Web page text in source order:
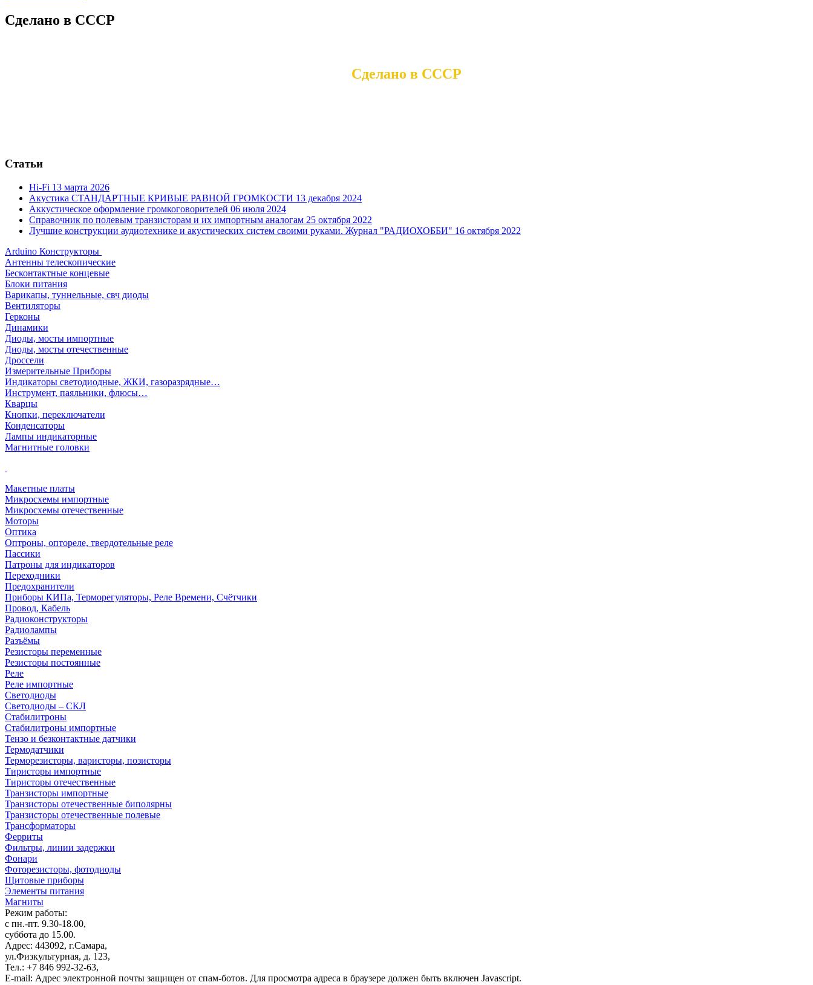
Сделано в СССР
Сделано в СССР
Статьи
Hi-Fi 13 марта 2026
Акустика СТАНДАРТНЫЕ КРИВЫЕ РАВНОЙ ГРОМКОСТИ 13 декабря 2024
Аккустическое оформление громкоговорителей 06 июля 2024
Справочник по полевым транзисторам и их импортным аналогам 25 октября 2022
Лучшие конструкции аудиотехнике и акустических систем своими руками. Журнал "РАДИОХОББИ" 16 октября 2022
Arduino Конструкторы
Антенны телескопические
Бесконтактные концевые
Блоки питания
Варикапы, туннельные, свч диоды
Вентиляторы
Герконы
Динамики
Диоды, мосты импортные
Диоды, мосты отечественные
Дроссели
Измерительные Приборы
Индикаторы светодиодные, ЖКИ, газоразрядные…
Инструмент, паяльники, флюсы…
Кварцы
Кнопки, переключатели
Конденсаторы
Лампы индикаторные
Магнитные головки
Макетные платы
Микросхемы импортные
Микросхемы отечественные
Моторы
Оптика
Оптроны, оптореле, твердотельные реле
Пассики
Патроны для индикаторов
Переходники
Предохранители
Приборы КИПа, Терморегуляторы, Реле Времени, Счётчики
Провод, Кабель
Радиоконструкторы
Радиолампы
Разъёмы
Резисторы переменные
Резисторы постоянные
Реле
Реле импортные
Светодиоды
Светодиоды – СКЛ
Стабилитроны
Стабилитроны импортные
Тензо и безконтактные датчики
Термодатчики
Терморезисторы, варисторы, позисторы
Тиристоры импортные
Тиристоры отечественные
Транзисторы импортные
Транзисторы отечественные биполярны
Транзисторы отечественные полевые
Трансформаторы
Ферриты
Фильтры, линии задержки
Фонари
Фоторезисторы, фотодиоды
Щитовые приборы
Элементы питания
Магниты
Режим работы:
с пн.-пт. 9.30-18.00,
суббота до 15.00.
Адрес: 443092, г.Самара,
ул.Физкультурная, д. 123,
Тел.: +7 846 992-32-63,
E-mail: Адрес электронной почты защищен от спам-ботов. Для просмотра адреса в браузере должен быть включен Javascript.